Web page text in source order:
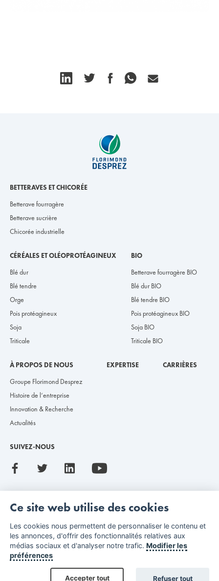
BETTERAVES ET CHICORÉE
Betterave fourragère
Betterave sucrière
Chicorée industrielle
CÉRÉALES ET OLÉOPROTÉAGINEUX
Blé dur
Blé tendre
Orge
Pois protéagineux
Soja
Triticale
BIO
Betterave fourragère BIO
Blé dur BIO
Blé tendre BIO
Pois protéagineux BIO
Soja BIO
Triticale BIO
À PROPOS DE NOUS
Groupe Florimond Desprez
Histoire de l’entreprise
Innovation & Recherche
Actualités
EXPERTISE CARRIÈRES
SUIVEZ-NOUS
Mentions légales Index de l’égalité professionnelle
Tous droits réservés Florimond Desprez © 2026
Ce site web utilise des cookies
Les cookies nous permettent de personnaliser le contenu et
les annonces, d'offrir des fonctionnalités relatives aux
médias sociaux et d'analyser notre trafic. Modifier les
préférences
Accepter tout Refuser tout